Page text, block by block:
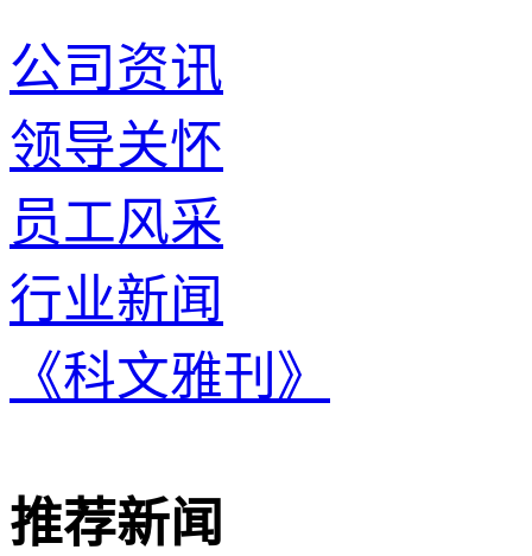
公司资讯
领导关怀
员工风采
行业新闻
《科文雅刊》
推荐新闻